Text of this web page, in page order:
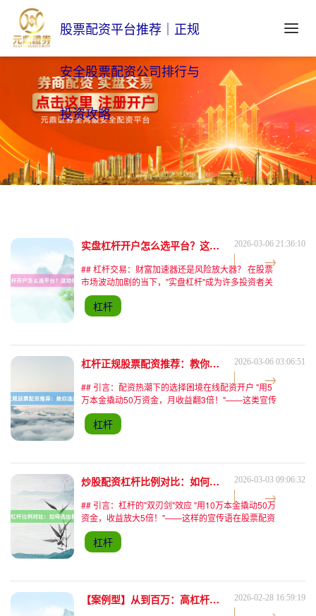
股票配资平台推荐｜正规
安全股票配资公司排行与
投资攻略
实盘杠杆开户怎么选平台？这助你避坑！ 2026-03-06 21:36:10
## 杠杆交易：财富加速器还是风险放大器？ 在股票
市场波动加剧的当下，"实盘杠杆"成为许多投资者关
注的焦点。通过配资平台加杠杆，投资者可以用较少
的本金撬动更大收益，但若平台选择不当，也可能陷
入本金归零
杠杆
杠杆正规股票配资推荐：教你选对平台 2026-03-06 03:06:51
## 引言：配资热潮下的选择困境在线配资开户 "用5
万本金撬动50万资金，月收益翻3倍！"——这类宣传
语在股市波动期频繁刷屏。2023年A股日均成交额突
破万亿的背景下，线上股票配资行业迎来爆发式增
长。
杠杆
炒股配资杠杆比例对比：如何选出最优方案？ 2026-03-03 09:06:32
## 引言：杠杆的"双刃剑"效应 "用10万本金撬动50万
资金，收益放大5倍！"——这样的宣传语在股票配资
平台屡见不鲜。杠杆比例作为配资的核心参数，直接
影响投资收益与风险。然而，2023年某实盘配资平
杠杆
【案例型】从到百万：高杠杆炒股配资推荐的真实逆袭路径 2026-02-28 16:59:19